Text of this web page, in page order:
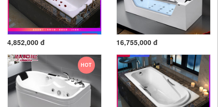
4,852,000 đ 16,755,000 đ
HOT